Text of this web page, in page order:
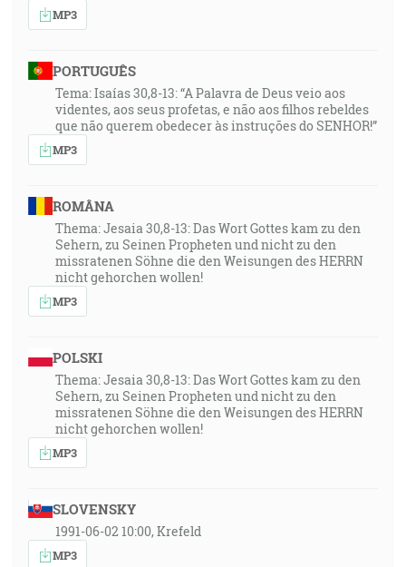
MP3
PORTUGUÊS
Tema: Isaías 30,8-13: “A Palavra de Deus veio aos
videntes, aos seus profetas, e não aos filhos rebeldes
que não querem obedecer às instruções do SENHOR!”
MP3
ROMÂNA
Thema: Jesaia 30,8-13: Das Wort Gottes kam zu den
Sehern, zu Seinen Propheten und nicht zu den
missratenen Söhne die den Weisungen des HERRN
nicht gehorchen wollen!
MP3
POLSKI
Thema: Jesaia 30,8-13: Das Wort Gottes kam zu den
Sehern, zu Seinen Propheten und nicht zu den
missratenen Söhne die den Weisungen des HERRN
nicht gehorchen wollen!
MP3
SLOVENSKY
1991-06-02 10:00, Krefeld
MP3